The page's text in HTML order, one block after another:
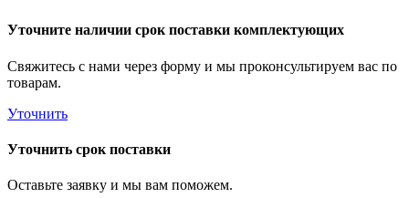
Уточните наличии срок поставки комплектующих
Свяжитесь с нами через форму и мы проконсультируем вас по
товарам.
Уточнить
Уточнить срок поставки
Оставьте заявку и мы вам поможем.